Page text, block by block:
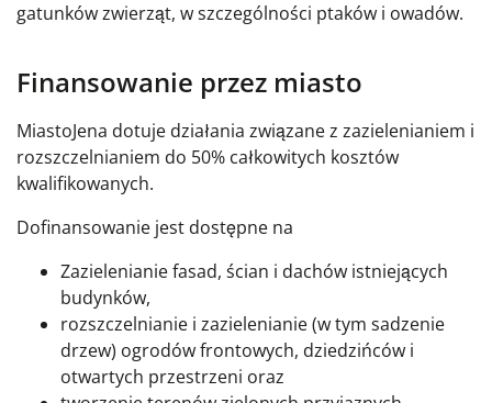
gatunków zwierząt, w szczególności ptaków i owadów.
Finansowanie przez miasto
MiastoJena dotuje działania związane z zazielenianiem i
rozszczelnianiem do 50% całkowitych kosztów
kwalifikowanych.
Dofinansowanie jest dostępne na
Zazielenianie fasad, ścian i dachów istniejących
budynków,
rozszczelnianie i zazielenianie (w tym sadzenie
drzew) ogrodów frontowych, dziedzińców i
otwartych przestrzeni oraz